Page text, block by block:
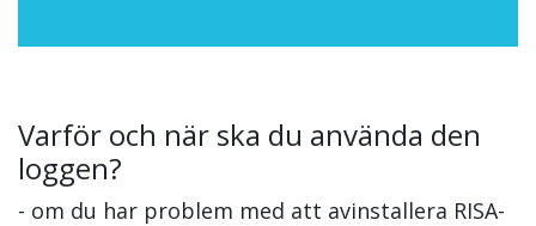
Varför och när ska du använda den
loggen?
- om du har problem med att avinstallera RISA-